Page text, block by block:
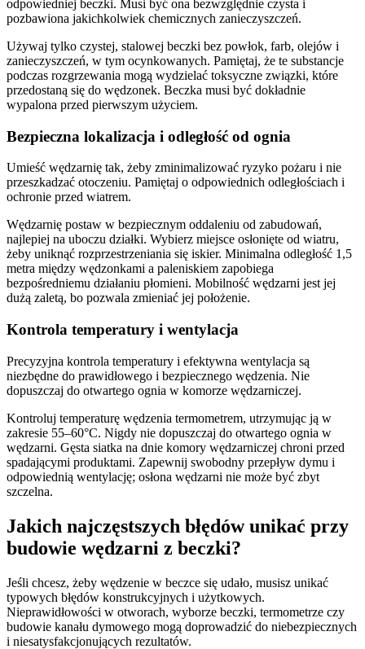
odpowiedniej beczki. Musi być ona bezwzględnie czysta i
pozbawiona jakichkolwiek chemicznych zanieczyszczeń.
Używaj tylko czystej, stalowej beczki bez powłok, farb, olejów i
zanieczyszczeń, w tym ocynkowanych. Pamiętaj, że te substancje
podczas rozgrzewania mogą wydzielać toksyczne związki, które
przedostaną się do wędzonek. Beczka musi być dokładnie
wypalona przed pierwszym użyciem.
Bezpieczna lokalizacja i odległość od ognia
Umieść wędzarnię tak, żeby zminimalizować ryzyko pożaru i nie
przeszkadzać otoczeniu. Pamiętaj o odpowiednich odległościach i
ochronie przed wiatrem.
Wędzarnię postaw w bezpiecznym oddaleniu od zabudowań,
najlepiej na uboczu działki. Wybierz miejsce osłonięte od wiatru,
żeby uniknąć rozprzestrzeniania się iskier. Minimalna odległość 1,5
metra między wędzonkami a paleniskiem zapobiega
bezpośredniemu działaniu płomieni. Mobilność wędzarni jest jej
dużą zaletą, bo pozwala zmieniać jej położenie.
Kontrola temperatury i wentylacja
Precyzyjna kontrola temperatury i efektywna wentylacja są
niezbędne do prawidłowego i bezpiecznego wędzenia. Nie
dopuszczaj do otwartego ognia w komorze wędzarniczej.
Kontroluj temperaturę wędzenia termometrem, utrzymując ją w
zakresie 55–60°C. Nigdy nie dopuszczaj do otwartego ognia w
wędzarni. Gęsta siatka na dnie komory wędzarniczej chroni przed
spadającymi produktami. Zapewnij swobodny przepływ dymu i
odpowiednią wentylację; osłona wędzarni nie może być zbyt
szczelna.
Jakich najczęstszych błędów unikać przy
budowie wędzarni z beczki?
Jeśli chcesz, żeby wędzenie w beczce się udało, musisz unikać
typowych błędów konstrukcyjnych i użytkowych.
Nieprawidłowości w otworach, wyborze beczki, termometrze czy
budowie kanału dymowego mogą doprowadzić do niebezpiecznych
i niesatysfakcjonujących rezultatów.